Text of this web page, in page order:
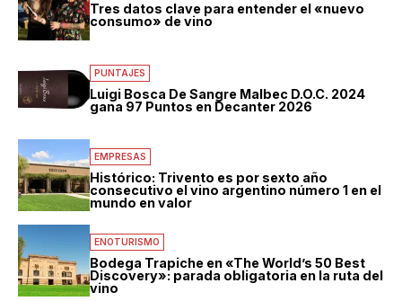
Tres datos clave para entender el «nuevo
consumo» de vino
PUNTAJES
Luigi Bosca De Sangre Malbec D.O.C. 2024
gana 97 Puntos en Decanter 2026
EMPRESAS
Histórico: Trivento es por sexto año
consecutivo el vino argentino número 1 en el
mundo en valor
ENOTURISMO
Bodega Trapiche en «The World’s 50 Best
Discovery»: parada obligatoria en la ruta del
vino